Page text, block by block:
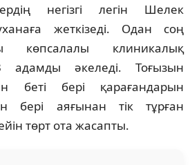
негізгі легін Шелек
жеткізеді. Одан соң
көпсалалы клиникалық
адамды әкеледі. Тоғызын
беті бері қарағандарын
бері аяғынан тік тұрған
төрт ота жасапты.